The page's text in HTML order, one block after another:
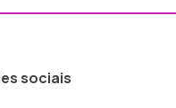
sociais